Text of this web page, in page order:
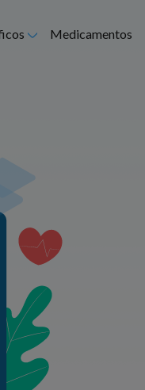
Abrir submenu
Medicamentos